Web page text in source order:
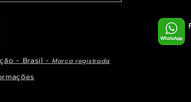
rápida
shuttleworthii e
Orquídea Laelia autumnalis, rara
rápida
Fada Bebê para
Belíssima imagem de Fada das
rápida
e elfo para decorar
Belíssima imagem de Fada das
- Brasil - Marca registrada